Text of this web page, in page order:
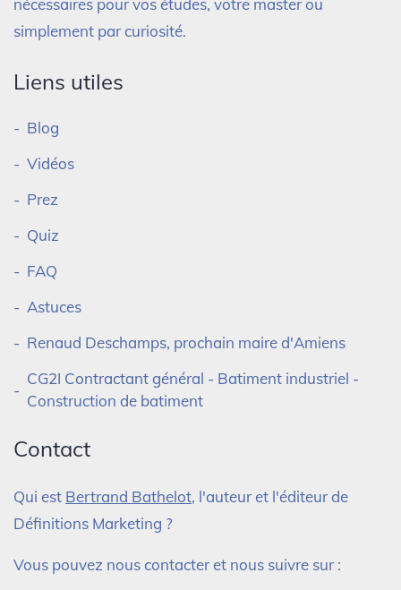
nécessaires pour vos études, votre master ou
simplement par curiosité.
Liens utiles
Blog
Vidéos
Prez
Quiz
FAQ
Astuces
Renaud Deschamps, prochain maire d'Amiens
CG2I Contractant général - Batiment industriel -
Construction de batiment
Contact
Qui est Bertrand Bathelot, l'auteur et l'éditeur de
Définitions Marketing ?
Vous pouvez nous contacter et nous suivre sur :